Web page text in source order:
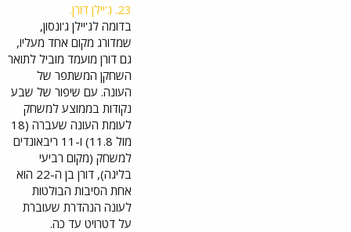
sport
s.wall
a.co.il
עשה את זה: אבדיה נבחר לאולסטאר | כל הפרטים על ההישג ההיסטורי - סרוגים
ההישג הישראלי
הגדול בכל הזמנים?
דני אבדיה נבחר
לאולסטאר ה-NBA
, כמה הוא צפוי
להרוויח ולצד מי
הוא ישחק? כל
ההיסטורי
23. ג'יילן דורן.
בדומה לג'יילן ג'ונסון,
שמדורג מקום אחד מעליו,
גם דורן מועמד מוביל לתואר
השחקן המשתפר של
העונה. עם שיפור של שבע
נקודות בממוצע למשחק
לעומת העונה שעברה (18
מול 11.8) ו-11 ריבאונדים
למשחק (מקום רביעי
בליגה), דורן בן ה-22 הוא
אחת הסיבות הבולטות
לעונה הנהדרת שעוברת
על דטרויט עד כה.